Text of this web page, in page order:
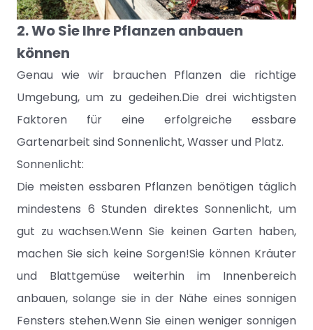
2. Wo Sie Ihre Pflanzen anbauen
können
Genau wie wir brauchen Pflanzen die richtige
Umgebung, um zu gedeihen.Die drei wichtigsten
Faktoren für eine erfolgreiche essbare
Gartenarbeit sind Sonnenlicht, Wasser und Platz.
Sonnenlicht:
Die meisten essbaren Pflanzen benötigen täglich
mindestens 6 Stunden direktes Sonnenlicht, um
gut zu wachsen.Wenn Sie keinen Garten haben,
machen Sie sich keine Sorgen!Sie können Kräuter
und Blattgemüse weiterhin im Innenbereich
anbauen, solange sie in der Nähe eines sonnigen
Fensters stehen.Wenn Sie einen weniger sonnigen